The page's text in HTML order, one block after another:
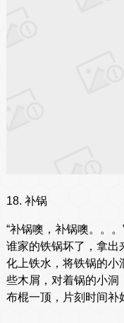
18. 补锅
“补锅噢，补锅噢。。
谁家的铁锅坏了，拿出
化上铁水，将铁锅的小
些木屑，对着锅的小洞
布棍一顶，片刻时间补